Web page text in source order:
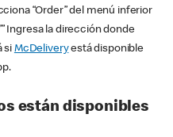
“Order” del menú inferior
Ingresa la dirección donde
si McDeliveryestá disponible
están disponibles